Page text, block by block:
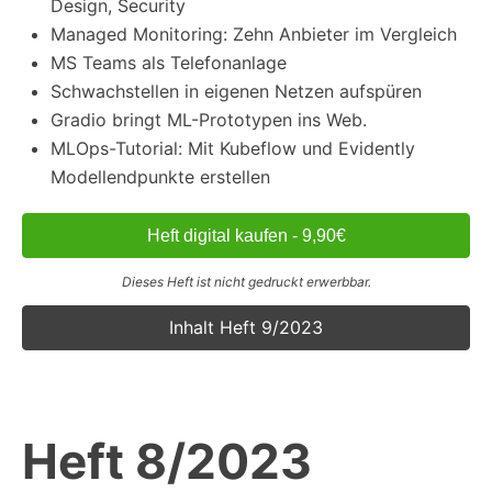
Design, Security
Managed Monitoring: Zehn Anbieter im Vergleich
MS Teams als Telefonanlage
Schwachstellen in eigenen Netzen aufspüren
Gradio bringt ML-Prototypen ins Web.
MLOps-Tutorial: Mit Kubeflow und Evidently
Modellendpunkte erstellen
Heft digital kaufen - 9,90€
Dieses Heft ist nicht gedruckt erwerbbar.
Inhalt Heft 9/2023
Heft 8/2023